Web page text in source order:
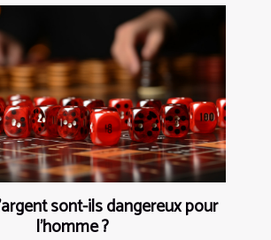
sont-ils dangereux pour
l’homme ?